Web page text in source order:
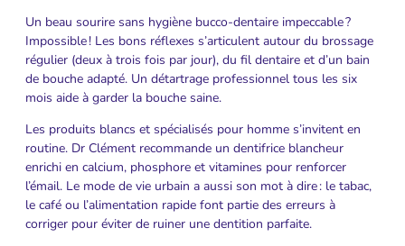
Un beau sourire sans hygiène bucco-dentaire impeccable ?
Impossible ! Les bons réflexes s’articulent autour du brossage
régulier (deux à trois fois par jour), du fil dentaire et d’un bain
de bouche adapté. Un détartrage professionnel tous les six
mois aide à garder la bouche saine.
Les produits blancs et spécialisés pour homme s’invitent en
routine. Dr Clément recommande un dentifrice blancheur
enrichi en calcium, phosphore et vitamines pour renforcer
l’émail. Le mode de vie urbain a aussi son mot à dire : le tabac,
le café ou l’alimentation rapide font partie des erreurs à
corriger pour éviter de ruiner une dentition parfaite.